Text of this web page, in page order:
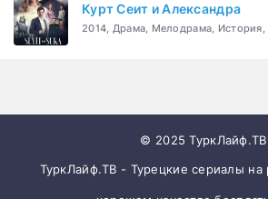
Курт Сеит и Александра
2014, Драма, Мелодрама, История,
© 2025 ТуркЛайф.ТВ
ТуркЛайф.ТВ - Турецкие сериалы на